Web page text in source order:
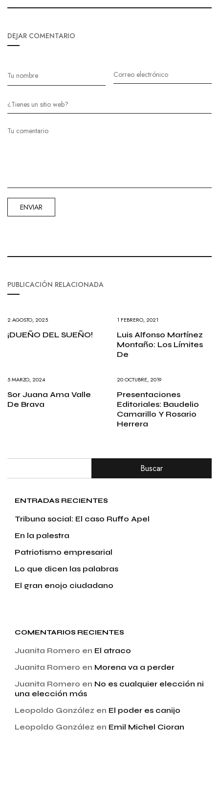
DEJAR COMENTARIO
PUBLICACIÓN RELACIONADA
2 AGOSTO, 2025
¡DUEÑO DEL SUEÑO!
1 FEBRERO, 2021
Luis Alfonso Martínez
Montaño: Los Límites
De
5 MARZO, 2024
Sor Juana Ama Valle
De Brava
20 OCTUBRE, 2019
Presentaciones
Editoriales: Baudelio
Camarillo Y Rosario
Herrera
Buscar
ENTRADAS RECIENTES
Tribuna social: El caso Ruffo Apel
En la palestra
Patriotismo empresarial
Lo que dicen las palabras
El gran enojo ciudadano
COMENTARIOS RECIENTES
Juanita Romero en El atraco
Juanita Romero en Morena va a perder
Juanita Romero en No es cualquier elección ni
una elección más
Leopoldo González en El poder es canijo
Leopoldo González en Emil Michel Cioran